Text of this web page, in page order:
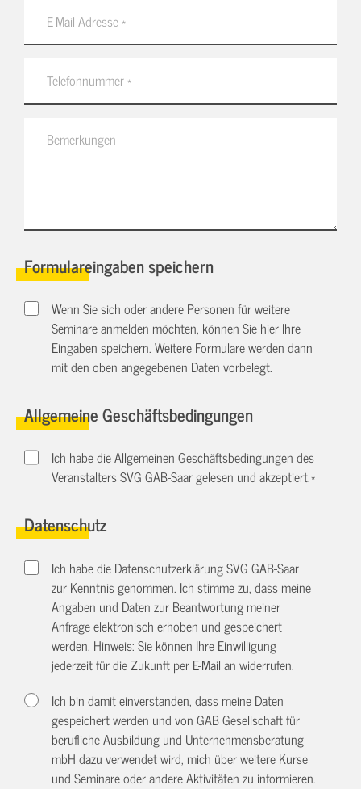
Formulareingaben speichern
Wenn Sie sich oder andere Personen für weitere
Seminare anmelden möchten, können Sie hier Ihre
Eingaben speichern. Weitere Formulare werden dann
mit den oben angegebenen Daten vorbelegt.
Allgemeine Geschäftsbedingungen
Ich habe die Allgemeinen Geschäftsbedingungen des
Veranstalters SVG GAB-Saar gelesen und akzeptiert.*
Datenschutz
Ich habe die Datenschutzerklärung SVG GAB-Saar
zur Kenntnis genommen. Ich stimme zu, dass meine
Angaben und Daten zur Beantwortung meiner
Anfrage elektronisch erhoben und gespeichert
werden. Hinweis: Sie können Ihre Einwilligung
jederzeit für die Zukunft per E-Mail anwiderrufen.
Ich bin damit einverstanden, dass meine Daten
gespeichert werden und von GAB Gesellschaft für
berufliche Ausbildung und Unternehmensberatung
mbH dazu verwendet wird, mich über weitere Kurse
und Seminare oder andere Aktivitäten zu informieren.